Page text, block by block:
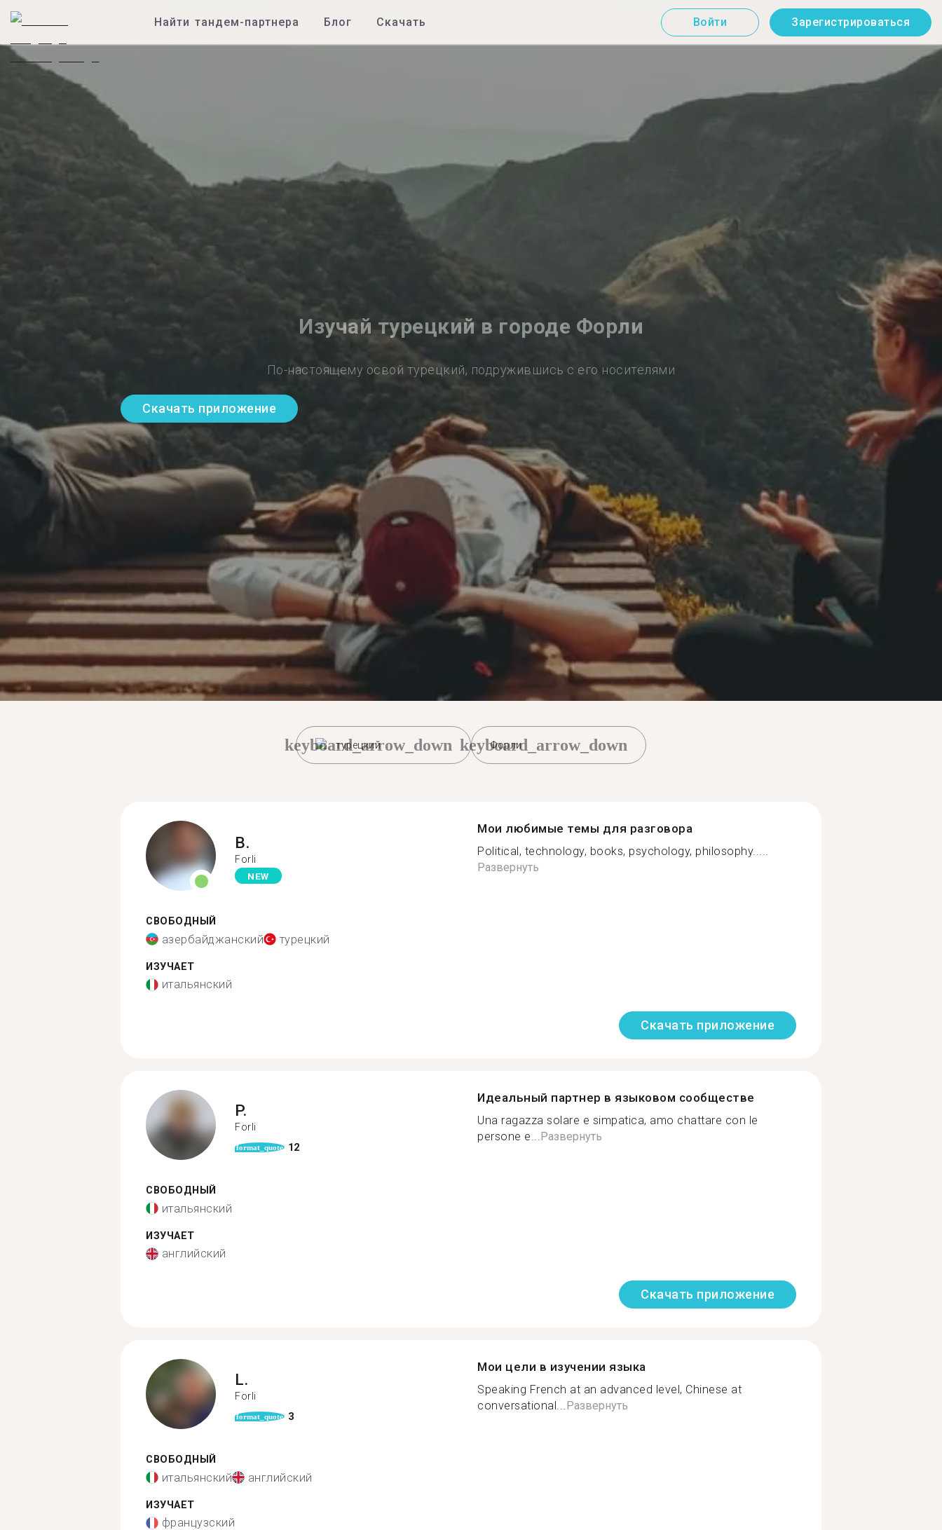
Найти тандем-партнера Блог Скачать Войти Зарегистрироваться
Изучай турецкий в городе Форли
По-настоящему освой турецкий, подружившись с его носителями
Скачать приложение
турецкий
keyboard_arrow_down Форли
keyboard_arrow_down
B.
Forli
NEW
СВОБОДНЫЙ
азербайджанский турецкий
ИЗУЧАЕТ
итальянский
Мои любимые темы для разговора
Political, technology, books, psychology, philosophy.....
Развернуть
Скачать приложение
P.
Forli
format_quote 12
СВОБОДНЫЙ
итальянский
ИЗУЧАЕТ
английский
Идеальный партнер в языковом сообществе
Una ragazza solare e simpatica, amo chattare con le
persone e...Развернуть
Скачать приложение
L.
Forli
format_quote 3
СВОБОДНЫЙ
итальянский английский
ИЗУЧАЕТ
французский
Мои цели в изучении языка
Speaking French at an advanced level, Chinese at
conversational...Развернуть